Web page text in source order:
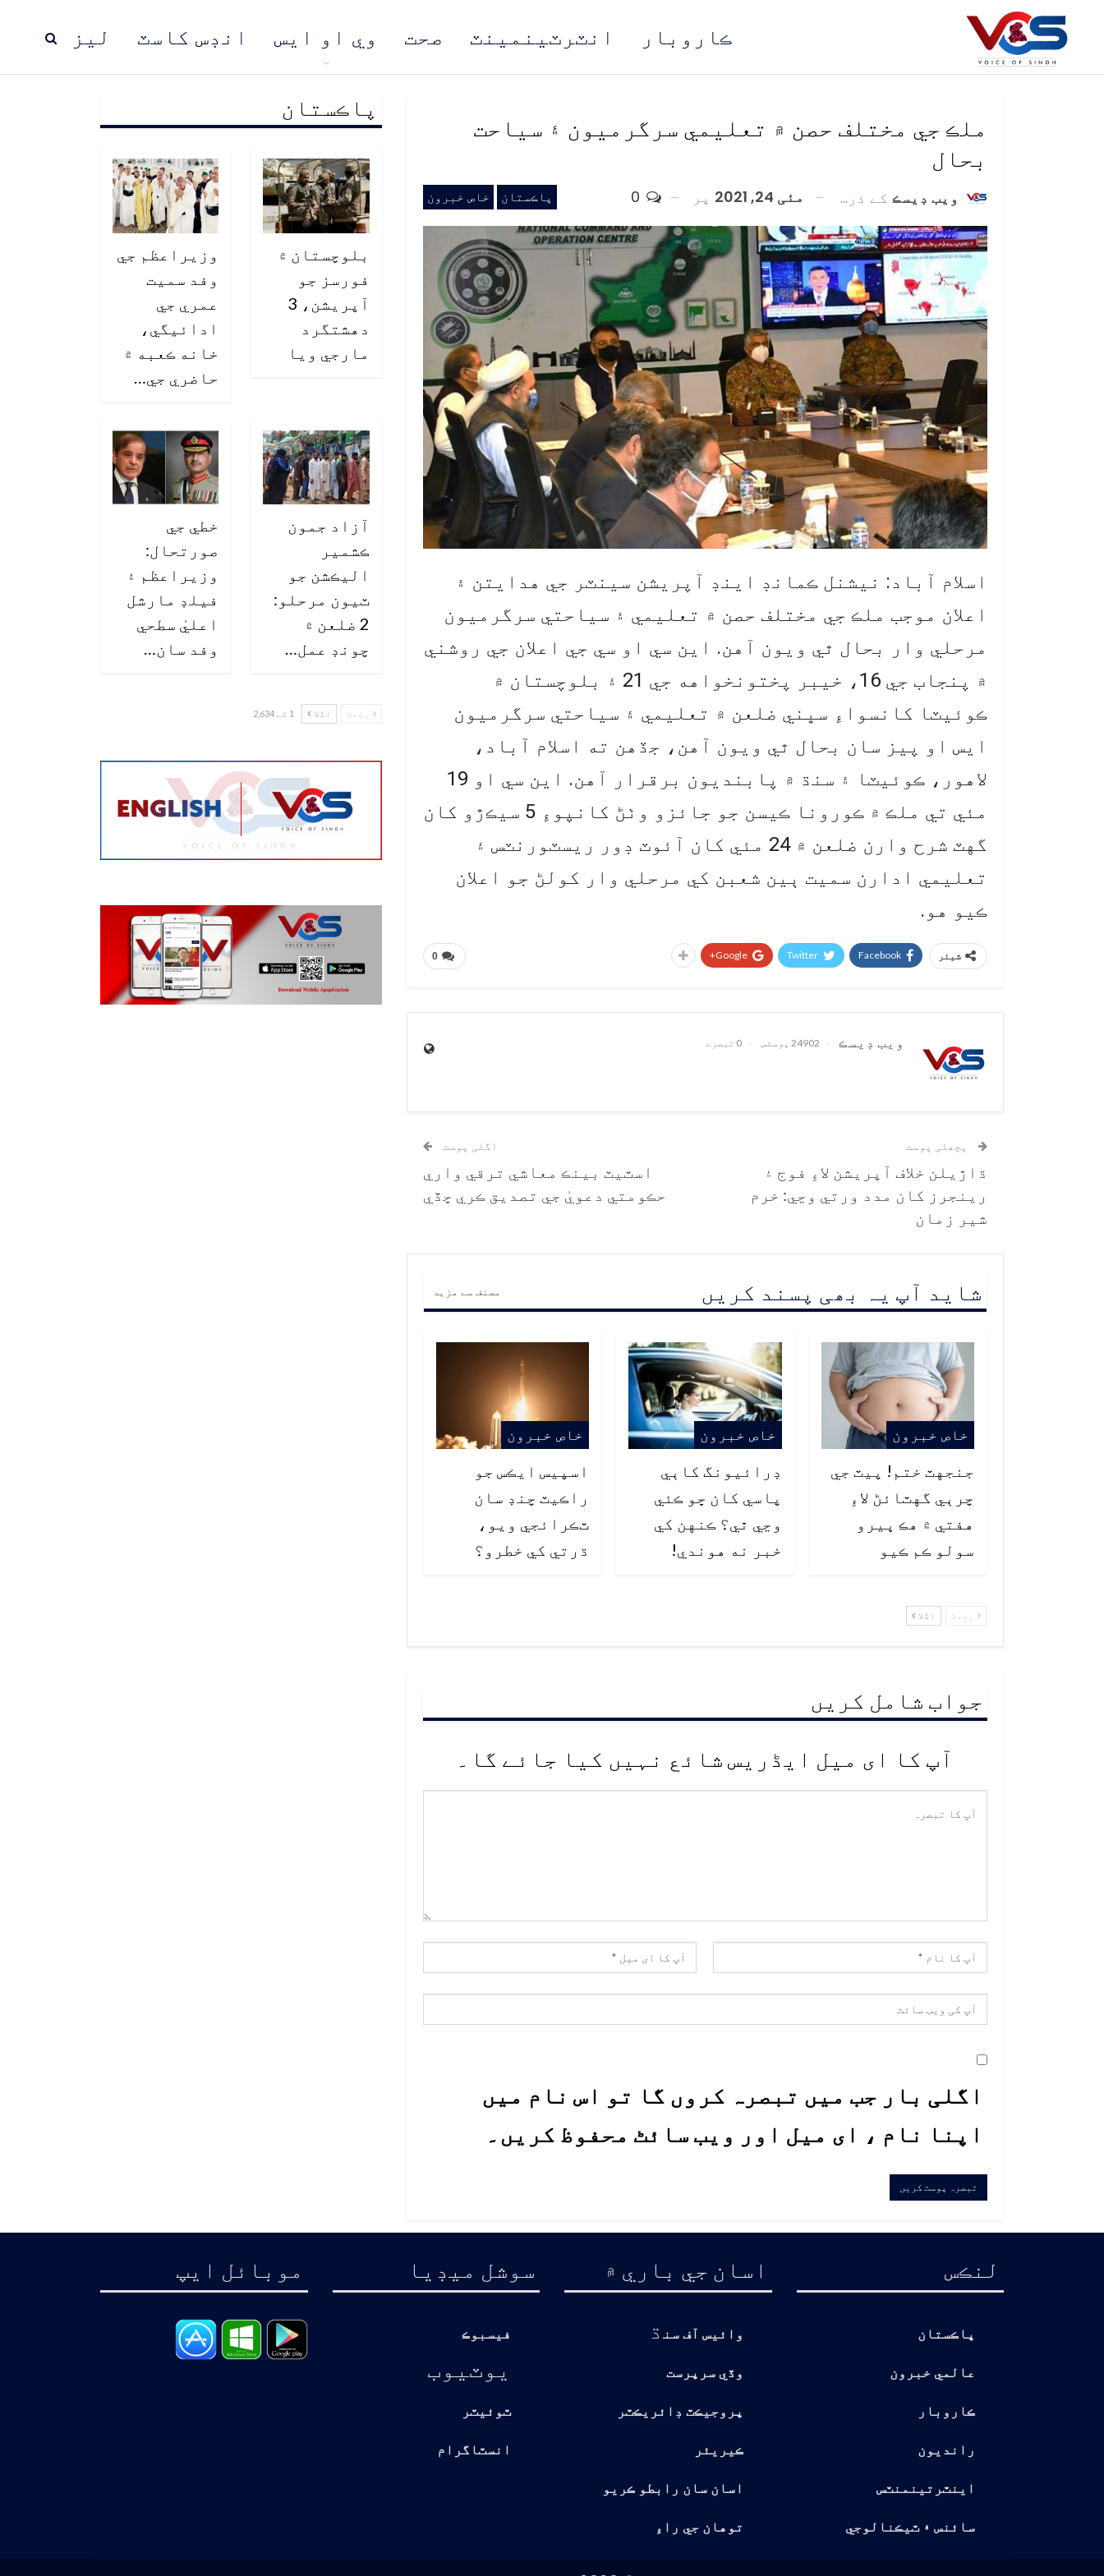
ليز انڊس کاسٽ وي او ايس صحت انٽرٽينمينٽ ڪاروبار
پاڪستان مُنڍ
ملڪ جي مختلف حصن ۾ تعليمي سرگرميون ۽ سياحت
بحال
پاڪستان خاص خبرون ويب ڊيسڪ کے ذریعہ مئی 24, 2021 پر
اسلام آباد: نيشنل ڪمانڊ اينڊ آپريشن سينٽر جي هدايتن ۽
اعلان موجب ملڪ جي مختلف حصن ۾ تعليمي ۽ سياحتي سرگرميون
مرحلي وار بحال ٿي ويون آهن. اين سي او سي جي اعلان جي روشني
۾ پنجاب جي 16، خيبر پختونخواهه جي 21 ۽ بلوچستان ۾
ڪوئيٽا کانسواءِ سڀني ضلعن ۾ تعليمي ۽ سياحتي سرگرميون
ايس او پيز سان بحال ٿي ويون آهن، جڏهن ته اسلام آباد،
لاهور، ڪوئيٽا ۽ سنڌ ۾ پابنديون برقرار آهن. اين سي او 19
مئي تي ملڪ ۾ ڪورونا ڪيسن جو جائزو وٺڻ کانپوءِ 5 سيڪڙو کان
گهٽ شرح وارن ضلعن ۾ 24 مئي کان آئوٽ ڊور ريسٽورنٽس ۽
تعليمي ادارن سميت ٻين شعبن کي مرحلي وار کولڻ جو اعلان
ڪيو هو.
0 شیئر Facebook
Twitter
Google+
ويب ڊيسڪ 24902 پوسٹس 0 تبصرے
پچھلی پوسٹ
ڌاڙيلن خلاف آپريشن لاءِ فوج ۽
رينجرز کان مدد ورتي وڃي: خرم
شير زمان
اگلی پوسٹ
اسٽيٽ بينڪ معاشي ترقي واري
حڪومتي دعويٰ جي تصديق ڪري ڇڏي
شاید آپ یہ بھی پسند کریں مصنف سے مزید
خاص خبرون
جنجهٽ ختم! پيٽ جي
چرٻي گهٽائڻ لاءِ
هفتي ۾ هڪ ڀيرو
سولو ڪم ڪيو
خاص خبرون
ڊرائيونگ کاٻي
پاسي کان ڇو ڪئي
وڃي ٿي؟ ڪنهن کي
خبر نه هوندي!
خاص خبرون
اسپيس ايڪس جو
راڪيٽ چنڊ سان
ٽڪرائجي ويو،
ڌرتي کي خطرو؟
پچھلا اگلا
جواب شامل کریں
آپ کا ای میل ایڈریس شائع نہیں کیا جائے گا۔
اگلی بار جب میں تبصرہ کروں گا تو اس نام میں
اپنا نام ، ای میل اور ویب سائٹ محفوظ کریں۔
پاڪستان
بلوچستان ۾
فورسز جو
آپريشن، 3
دهشتگرد
مارجي ويا
وزيراعظم جي
وفد سميت
عمري جي
ادائيگي،
خانه ڪعبه ۾
حاضري جي…
آزاد جمون
ڪشمير
اليڪشن جو
ٽيون مرحلو:
2 ضلعن ۾
چونڊ عمل…
خطي جي
صورتحال:
وزيراعظم ۽
فيلڊ مارشل
اعليٰ سطحي
وفد سان…
پچھلا اگلا 1 کے 2,634
لنڪس
پاڪستان
عالمي خبرون
ڪاروبار
رانديون
اينٽرتينمنٽس
سائنس ۽ ٽيڪنالوجي
اسان جي باري ۾
وائيس آف سن ڌ
وڏي سرپرست
پروجيڪٽ ڊائريڪٽر
ڪيريئر
اسان سان رابطو ڪريو
توهان جي راءِ
سوشل ميڊيا
فيسبوڪ
يوٽيوب
ٽوئيٽر
انسٽاگرام
موبائل ايپ